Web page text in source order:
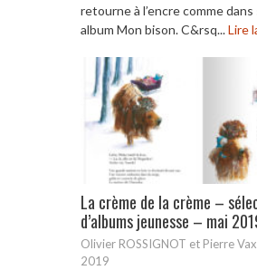
retourne à l’encre comme
album Mon bison. C&rsq...Lire
La crème de la crème –
d’albums jeunesse – mai
Olivier ROSSIGNOT et Pierre Vax
2019